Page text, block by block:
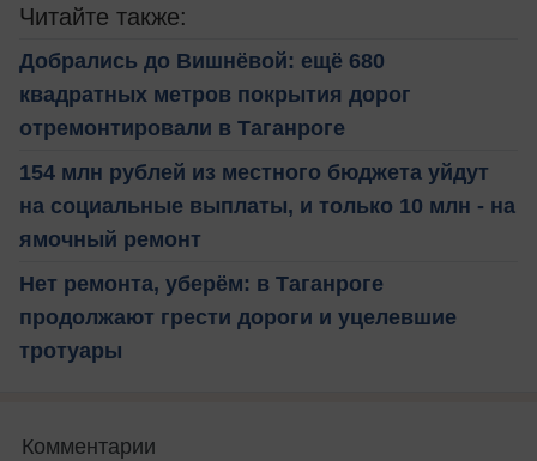
Читайте также:
Добрались до Вишнёвой: ещё 680
квадратных метров покрытия дорог
отремонтировали в Таганроге
154 млн рублей из местного бюджета уйдут
на социальные выплаты, и только 10 млн - на
ямочный ремонт
Нет ремонта, уберём: в Таганроге
продолжают грести дороги и уцелевшие
тротуары
Комментарии